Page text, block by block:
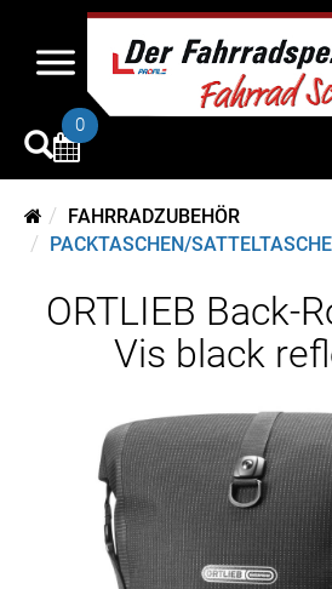
0
FAHRRADZUBEHÖR
PACKTASCHEN/
ORTLIEB Back-
Vis black